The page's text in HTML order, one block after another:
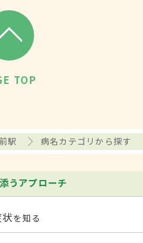
TOP
駅 病名カテゴリから探す
うアプローチ
を知る